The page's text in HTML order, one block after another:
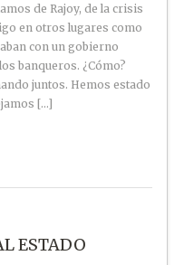
de Rajoy, de la crisis
en otros lugares como
con un gobierno
banqueros. ¿Cómo?
juntos. Hemos estado
[…]
ESTADO